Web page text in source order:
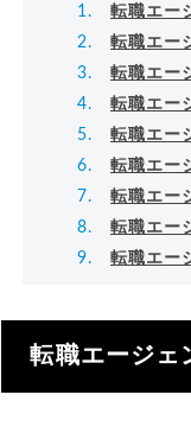
転職エー
転職エー
転職エー
転職エー
転職エー
転職エー
転職エー
転職エー
転職エー
転職エージェ